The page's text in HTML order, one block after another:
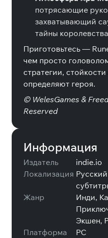
потрясающие
захватывающий
тайны
Приготовьтесь —
чем просто
стратегии,
определяют героя.
© WelesGames &
Reserved
Информация
Издатель
indie.io
Локализация
Жанр
Инди,
Экшен,
Платформа
PC